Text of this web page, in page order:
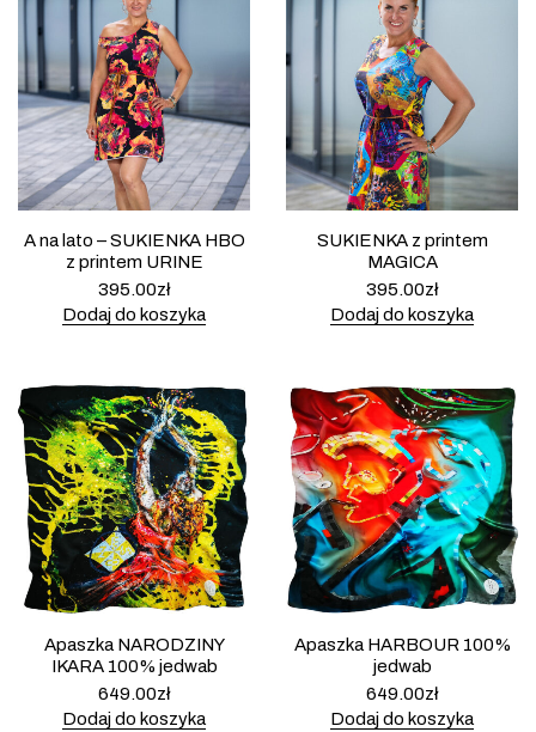
A na lato – SUKIENKA HBO
z printem URINE
395.00zł
Dodaj do koszyka
SUKIENKA z printem
MAGICA
395.00zł
Dodaj do koszyka
Apaszka NARODZINY
IKARA 100% jedwab
649.00zł
Dodaj do koszyka
Apaszka HARBOUR 100%
jedwab
649.00zł
Dodaj do koszyka